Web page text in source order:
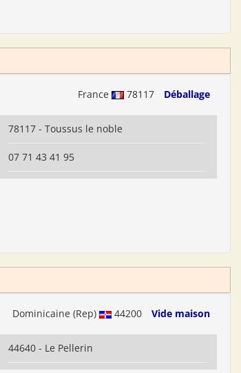
France 78117 Déballage
78117 - Toussus le noble
07 71 43 41 95
Dominicaine (Rep) 44200 Vide maison
44640 - Le Pellerin